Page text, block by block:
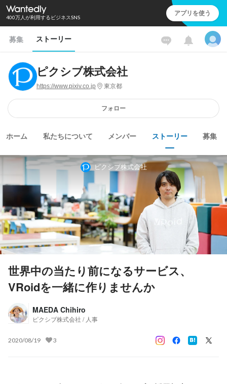
400万人が利用するビジネスSNS アプリを使う
募集 ストーリー
ピクシブ株式会社
https://www.pixiv.co.jp 東京都
フォロー
ホーム 私たちについて メンバー ストーリー 募集
ピクシブ株式会社
世界中の当たり前になるサービス、
VRoidを一緒に作りませんか
MAEDA Chihiro
ピクシブ株式会社 / 人事
2020/08/19 3